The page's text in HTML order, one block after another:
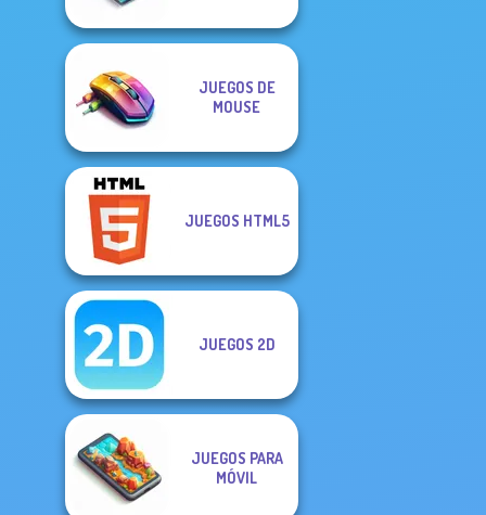
JUEGOS DE
MOUSE
JUEGOS HTML5
JUEGOS 2D
JUEGOS PARA
MÓVIL